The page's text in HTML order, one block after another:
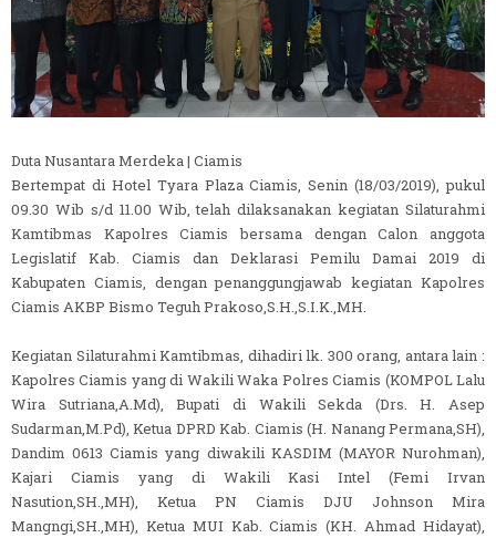
Duta Nusantara Merdeka | Ciamis
Bertempat di Hotel Tyara Plaza Ciamis, Senin (18/03/2019), pukul
09.30 Wib s/d 11.00 Wib, telah dilaksanakan kegiatan Silaturahmi
Kamtibmas Kapolres Ciamis bersama dengan Calon anggota
Legislatif Kab. Ciamis dan Deklarasi Pemilu Damai 2019 di
Kabupaten Ciamis, dengan penanggungjawab kegiatan Kapolres
Ciamis AKBP Bismo Teguh Prakoso,S.H.,S.I.K.,MH.
Kegiatan Silaturahmi Kamtibmas, dihadiri lk. 300 orang, antara lain :
Kapolres Ciamis yang di Wakili Waka Polres Ciamis (KOMPOL Lalu
Wira Sutriana,A.Md), Bupati di Wakili Sekda (Drs. H. Asep
Sudarman,M.Pd), Ketua DPRD Kab. Ciamis (H. Nanang Permana,SH),
Dandim 0613 Ciamis yang diwakili KASDIM (MAYOR Nurohman),
Kajari Ciamis yang di Wakili Kasi Intel (Femi Irvan
Nasution,SH.,MH), Ketua PN Ciamis DJU Johnson Mira
Mangngi,SH.,MH), Ketua MUI Kab. Ciamis (KH. Ahmad Hidayat),